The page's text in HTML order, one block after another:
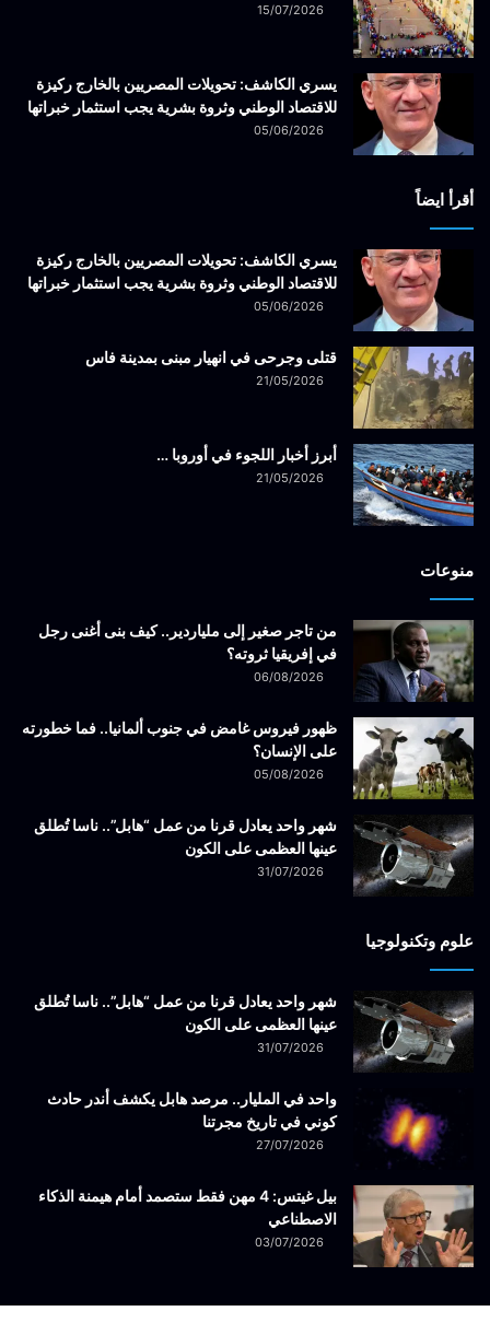
15/07/2026
يسري الكاشف: تحويلات المصريين بالخارج ركيزة
للاقتصاد الوطني وثروة بشرية يجب استثمار خبراتها
05/06/2026
أقرأ ايضاً
يسري الكاشف: تحويلات المصريين بالخارج ركيزة
للاقتصاد الوطني وثروة بشرية يجب استثمار خبراتها
05/06/2026
قتلى وجرحى في انهيار مبنى بمدينة فاس
21/05/2026
أبرز أخبار اللجوء في أوروبا …
21/05/2026
منوعات
من تاجر صغير إلى ملياردير.. كيف بنى أغنى رجل
في إفريقيا ثروته؟
06/08/2026
ظهور فيروس غامض في جنوب ألمانيا.. فما خطورته
على الإنسان؟
05/08/2026
شهر واحد يعادل قرنا من عمل “هابل”.. ناسا تُطلق
عينها العظمى على الكون
31/07/2026
علوم وتكنولوجيا
شهر واحد يعادل قرنا من عمل “هابل”.. ناسا تُطلق
عينها العظمى على الكون
31/07/2026
واحد في المليار.. مرصد هابل يكشف أندر حادث
كوني في تاريخ مجرتنا
27/07/2026
بيل غيتس: 4 مهن فقط ستصمد أمام هيمنة الذكاء
الاصطناعي
03/07/2026